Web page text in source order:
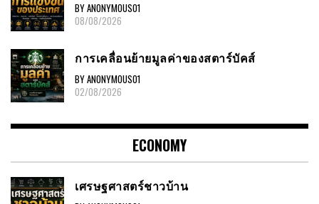
BY ANONYMOUS01
08/08/2026
การเคลื่อนย้ายมูลค่าของสตาร์บัคส์
BY ANONYMOUS01
02/08/2026
ECONOMY
เศรษฐศาสตร์ชาวบ้าน